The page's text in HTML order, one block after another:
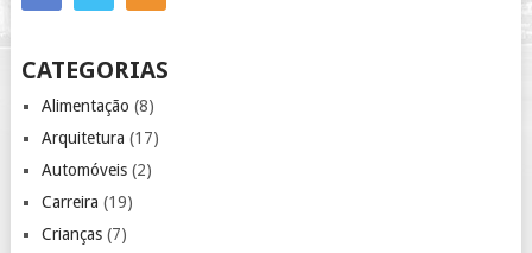
CATEGORIAS
Alimentação (8)
Arquitetura (17)
Automóveis(2)
Carreira (19)
Crianças(7)